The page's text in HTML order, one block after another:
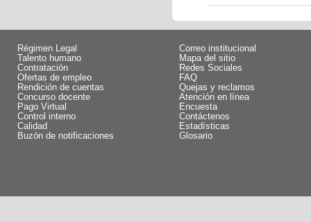
Régimen Legal
Talento humano
Contratación
Ofertas de empleo
Rendición de cuentas
Concurso docente
Pago Virtual
Control interno
Calidad
Buzón de notificaciones
Correo institucional
Mapa del sitio
Redes Sociales
FAQ
Quejas y reclamos
Atención en línea
Encuesta
Contáctenos
Estadísticas
Glosario